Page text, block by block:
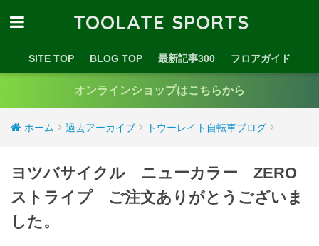
TOOLATE SPORTS
SITE TOP BLOG TOP 最新記事300 フロアガイド
オンラインショップはこちらから
ホーム 過去アーカイブ トウーレイト自転車ブログ
ヨツバサイクル ニューカラー ZERO
ストライプ ご注文ありがとうございま
した。